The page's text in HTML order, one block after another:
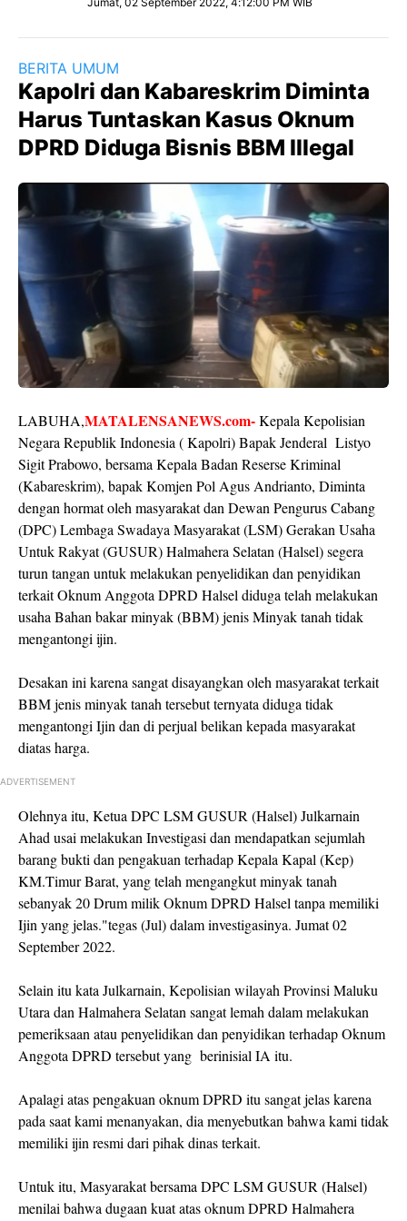
BERITA UMUM
Kapolri dan Kabareskrim Diminta
Harus Tuntaskan Kasus Oknum
DPRD Diduga Bisnis BBM Illegal
LABUHA,MATALENSANEWS.com-Kepala Kepolisian
Negara Republik Indonesia ( Kapolri) Bapak Jenderal Listyo
Sigit Prabowo, bersama Kepala Badan Reserse Kriminal
(Kabareskrim), bapak Komjen Pol Agus Andrianto, Diminta
dengan hormat oleh masyarakat dan Dewan Pengurus Cabang
(DPC) Lembaga Swadaya Masyarakat (LSM) Gerakan Usaha
Untuk Rakyat (GUSUR) Halmahera Selatan (Halsel) segera
turun tangan untuk melakukan penyelidikan dan penyidikan
terkait Oknum Anggota DPRD Halsel diduga telah melakukan
usaha Bahan bakar minyak (BBM) jenis Minyak tanah tidak
mengantongi ijin.
Desakan ini karena sangat disayangkan oleh masyarakat terkait
BBM jenis minyak tanah tersebut ternyata diduga tidak
mengantongi Ijin dan di perjual belikan kepada masyarakat
diatas harga.
ADVERTISEMENT
Olehnya itu, Ketua DPC LSM GUSUR (Halsel) Julkarnain
Ahad usai melakukan Investigasi dan mendapatkan sejumlah
barang bukti dan pengakuan terhadap Kepala Kapal (Kep)
KM.Timur Barat, yang telah mengangkut minyak tanah
sebanyak 20 Drum milik Oknum DPRD Halsel tanpa memiliki
Ijin yang jelas."tegas (Jul) dalam investigasinya. Jumat 02
September 2022.
Selain itu kata Julkarnain, Kepolisian wilayah Provinsi Maluku
Utara dan Halmahera Selatan sangat lemah dalam melakukan
pemeriksaan atau penyelidikan dan penyidikan terhadap Oknum
Anggota DPRD tersebut yang berinisial IA itu.
Apalagi atas pengakuan oknum DPRD itu sangat jelas karena
pada saat kami menanyakan, dia menyebutkan bahwa kami tidak
memiliki ijin resmi dari pihak dinas terkait.
Untuk itu, Masyarakat bersama DPC LSM GUSUR (Halsel)
menilai bahwa dugaan kuat atas oknum DPRD Halmahera